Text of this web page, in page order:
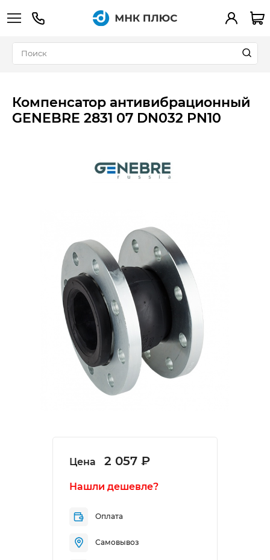
+7 (495) 783-90-39 Вход
Компенсатор антивибрационный
GENEBRE 2831 07 DN032 PN10
Цена 2 057 ₽
Нашли дешевле?
Оплата
Самовывоз